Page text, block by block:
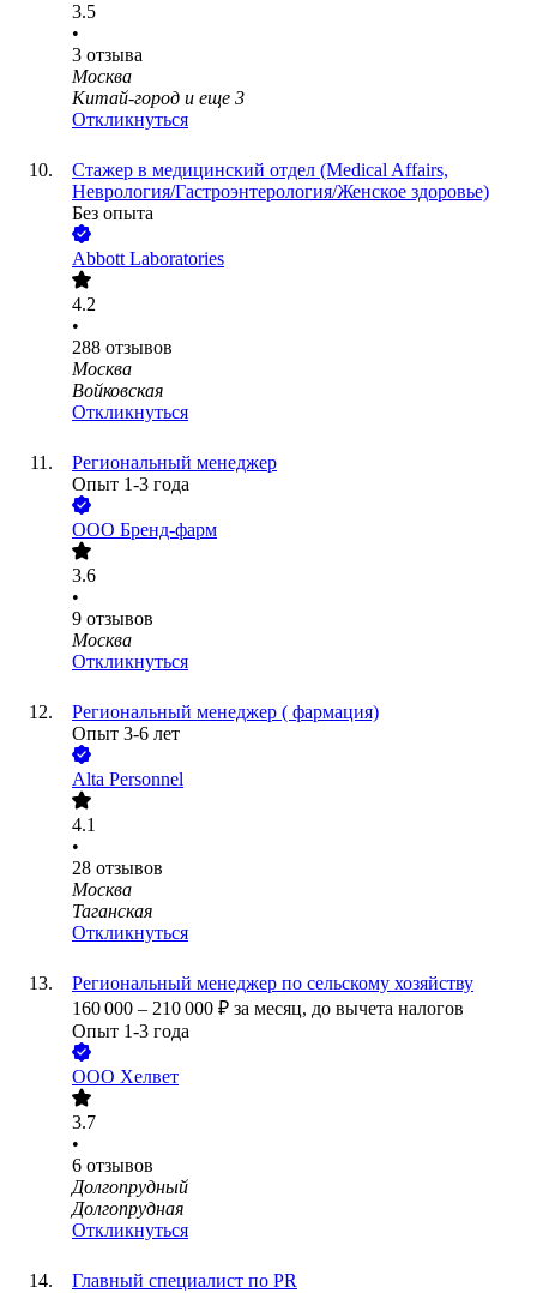
3.5
•
3 отзыва
Москва
Китай-город и еще 3
Откликнуться
Стажер в медицинский отдел (Medical Affairs,
Неврология/Гастроэнтерология/Женское здоровье)
Без опыта
Abbott Laboratories
4.2
•
288 отзывов
Москва
Войковская
Откликнуться
Региональный менеджер
Опыт 1-3 года
ООО Бренд-фарм
3.6
•
9 отзывов
Москва
Откликнуться
Региональный менеджер ( фармация)
Опыт 3-6 лет
Alta Personnel
4.1
•
28 отзывов
Москва
Таганская
Откликнуться
Региональный менеджер по сельскому хозяйству
160 000 – 210 000 ₽ за месяц, до вычета налогов
Опыт 1-3 года
ООО Хелвет
3.7
•
6 отзывов
Долгопрудный
Долгопрудная
Откликнуться
Главный специалист по PR